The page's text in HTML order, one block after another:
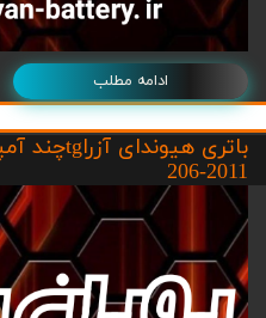
ادامه مطلب
206-2011